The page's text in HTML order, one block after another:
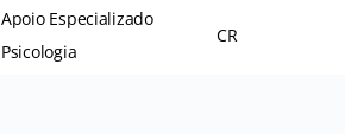
Apoio Especializado
Psicologia
CR